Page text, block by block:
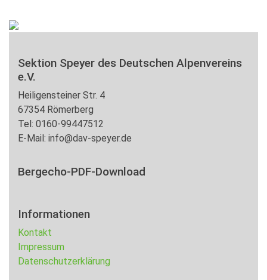
Sektion Speyer des Deutschen Alpenvereins
e.V.
Heiligensteiner Str. 4
67354 Römerberg
Tel: 0160-99447512
E-Mail: info@dav-speyer.de
Bergecho-PDF-Download
Informationen
Kontakt
Impressum
Datenschutzerklärung